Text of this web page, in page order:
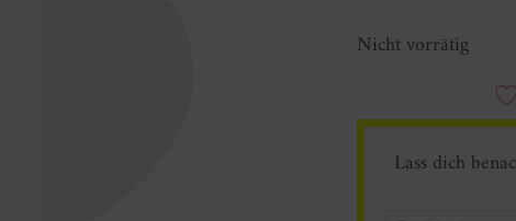
Nicht vorrätig
Lass dich